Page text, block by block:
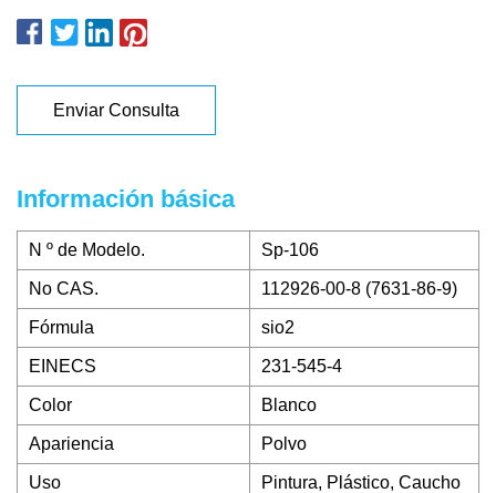
Enviar Consulta
Información básica
N º de Modelo. Sp-106
No CAS. 112926-00-8 (7631-86-9)
Fórmula sio2
EINECS 231-545-4
Color Blanco
Apariencia Polvo
Uso Pintura, Plástico, Caucho